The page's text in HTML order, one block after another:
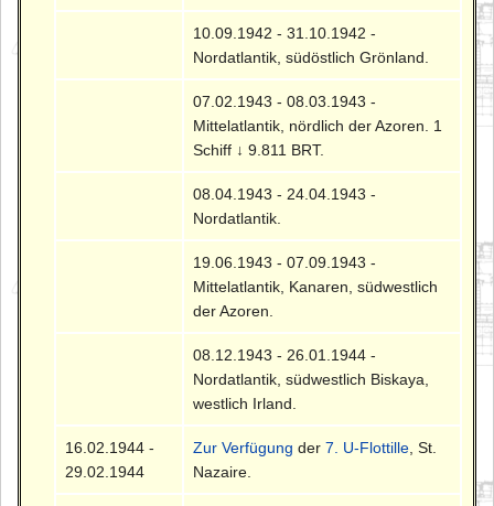
10.09.1942 - 31.10.1942 -
Nordatlantik, südöstlich Grönland.
07.02.1943 - 08.03.1943 -
Mittelatlantik, nördlich der Azoren. 1
Schiff ↓ 9.811 BRT.
08.04.1943 - 24.04.1943 -
Nordatlantik.
19.06.1943 - 07.09.1943 -
Mittelatlantik, Kanaren, südwestlich
der Azoren.
08.12.1943 - 26.01.1944 -
Nordatlantik, südwestlich Biskaya,
westlich Irland.
16.02.1944 -
29.02.1944
Zur Verfügung der7. U-Flottille , St.
Nazaire.